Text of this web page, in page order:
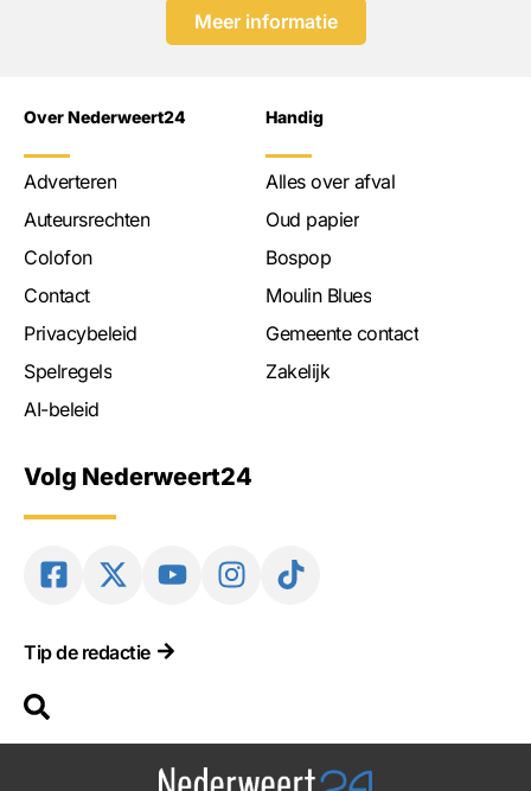
Meer informatie
Over Nederweert24
Adverteren
Auteursrechten
Colofon
Contact
Privacybeleid
Spelregels
AI-beleid
Handig
Alles over afval
Oud papier
Bospop
Moulin Blues
Gemeente contact
Zakelijk
Volg Nederweert24
Tip de redactie